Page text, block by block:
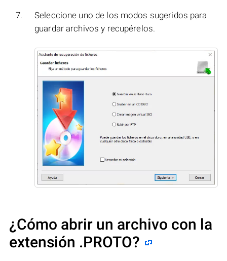
Seleccione uno de los modos sugeridos para
guardar archivos y recupérelos.
¿Cómo abrir un archivo con la
extensión .PROTO?